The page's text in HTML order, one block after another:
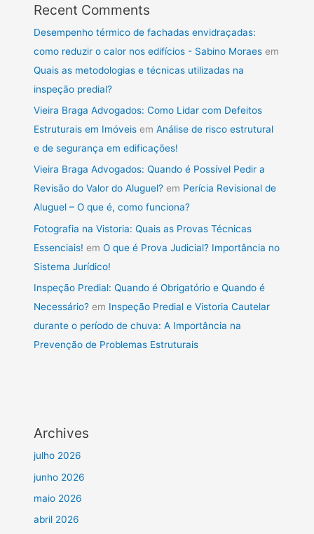
Recent Comments
Desempenho térmico de fachadas envidraçadas:
como reduzir o calor nos edifícios - Sabino Moraes em
Quais as metodologias e técnicas utilizadas na
inspeção predial?
Vieira Braga Advogados: Como Lidar com Defeitos
Estruturais em Imóveis emAnálise de risco estrutural
e de segurança em edificações!
Vieira Braga Advogados: Quando é Possível Pedir a
Revisão do Valor do Aluguel? em Perícia Revisional de
Aluguel – O que é, como funciona?
Fotografia na Vistoria: Quais as Provas Técnicas
Essenciais! emO que é Prova Judicial? Importância no
Sistema Jurídico!
Inspeção Predial: Quando é Obrigatório e Quando é
Necessário? em Inspeção Predial e Vistoria Cautelar
durante o período de chuva: A Importância na
Prevenção de Problemas Estruturais
Archives
julho 2026
junho 2026
maio 2026
abril 2026